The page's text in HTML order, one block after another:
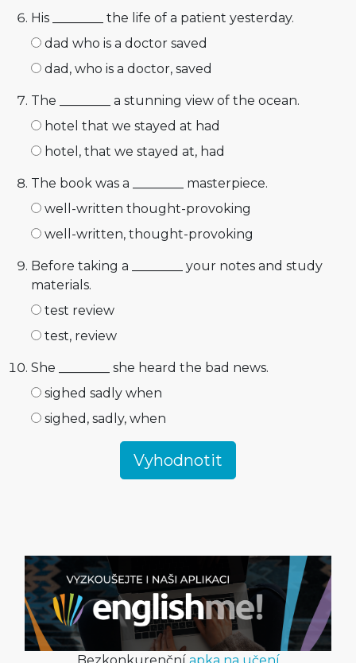
His ________ the life of a patient yesterday.
dad who is a doctor saved
dad, who is a doctor, saved
The ________ a stunning view of the ocean.
hotel that we stayed at had
hotel, that we stayed at, had
The book was a ________ masterpiece.
well-written thought-provoking
well-written, thought-provoking
Before taking a ________ your notes and study
materials.
test review
test, review
She ________ she heard the bad news.
sighed sadly when
sighed, sadly, when